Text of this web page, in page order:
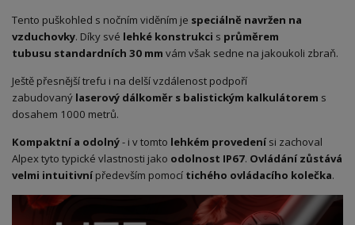
Tento puškohled s nočním viděním je speciálně navržen na
vzduchovky. Díky své lehké konstrukci s průměrem
tubusu standardních 30 mm vám však sedne na jakoukoli zbraň.
Ještě přesnější trefu i na delší vzdálenost podpoří
zabudovaný laserový dálkoměr s balistickým kalkulátorem s
dosahem 1000 metrů.
Kompaktní a odolný- i v tomto lehkém provedenísi zachoval
Alpex tyto typické vlastnosti jako odolnost IP67. Ovládání zůstává
velmi intuitivnípředevším pomocí tichého ovládacího kolečka.